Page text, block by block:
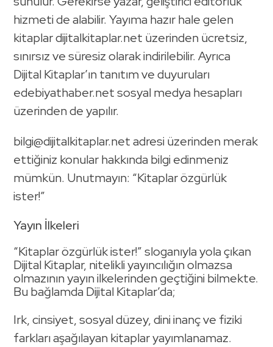
hizmeti de alabilir. Yayıma hazır hale gelen
kitaplar dijitalkitaplar.net üzerinden ücretsiz,
sınırsız ve süresiz olarak indirilebilir. Ayrıca
Dijital Kitaplar’ın tanıtım ve duyuruları
edebiyathaber.net sosyal medya hesapları
üzerinden de yapılır.
bilgi@dijitalkitaplar.netadresi üzerinden merak
ettiğiniz konular hakkında bilgi edinmeniz
mümkün. Unutmayın: “Kitaplar özgürlük
ister!”
Yayın İlkeleri
“Kitaplar özgürlük ister!” sloganıyla yola çıkan
Dijital Kitaplar, nitelikli yayıncılığın olmazsa
olmazının yayın ilkelerinden geçtiğini bilmekte.
Bu bağlamda Dijital Kitaplar’da;
Irk, cinsiyet, sosyal düzey, dini inanç ve fiziki
farkları aşağılayan kitaplar yayımlanamaz.